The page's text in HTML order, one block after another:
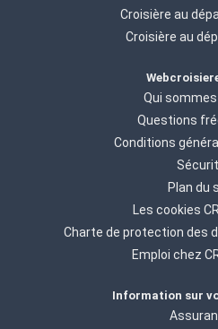
Croisière au
Croisière au
Qui
Questions
Conditions
Plan du
Les cookies
Charte de protection des
Emploi chez
Information sur